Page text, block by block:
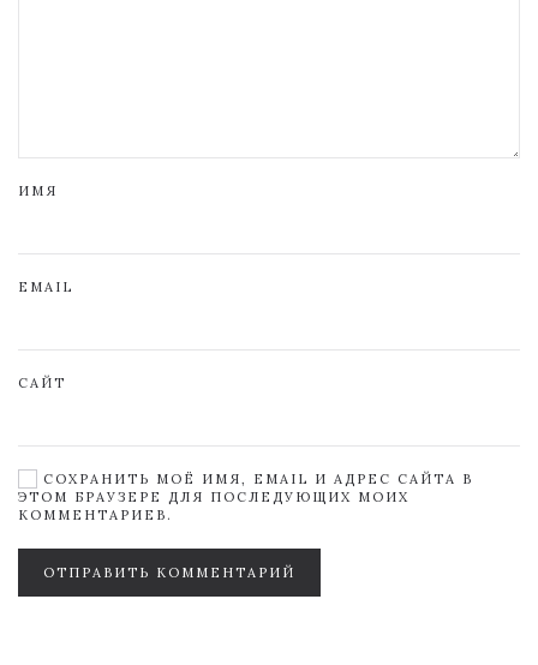
ИМЯ
EMAIL
САЙТ
СОХРАНИТЬ МОЁ ИМЯ, EMAIL И АДРЕС САЙТА В
ЭТОМ БРАУЗЕРЕ ДЛЯ ПОСЛЕДУЮЩИХ МОИХ
КОММЕНТАРИЕВ.
ОТПРАВИТЬ КОММЕНТАРИЙ